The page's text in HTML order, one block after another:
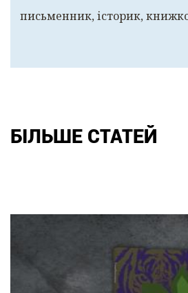
письменник, історик,
БІЛЬШЕ СТАТЕЙ